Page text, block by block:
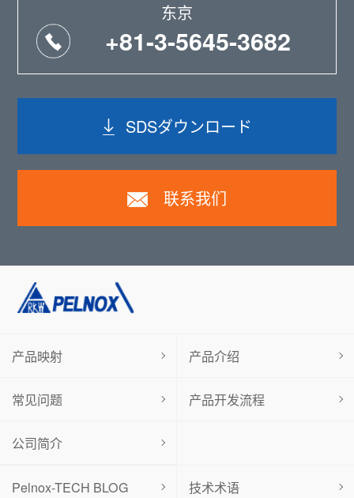
东京
+81-3-5645-3682
SDSダウンロード
联系我们
Pelnox-TECH BLOG 技术术语
产品映射 产品介绍
常见问题 产品开发流程
公司简介